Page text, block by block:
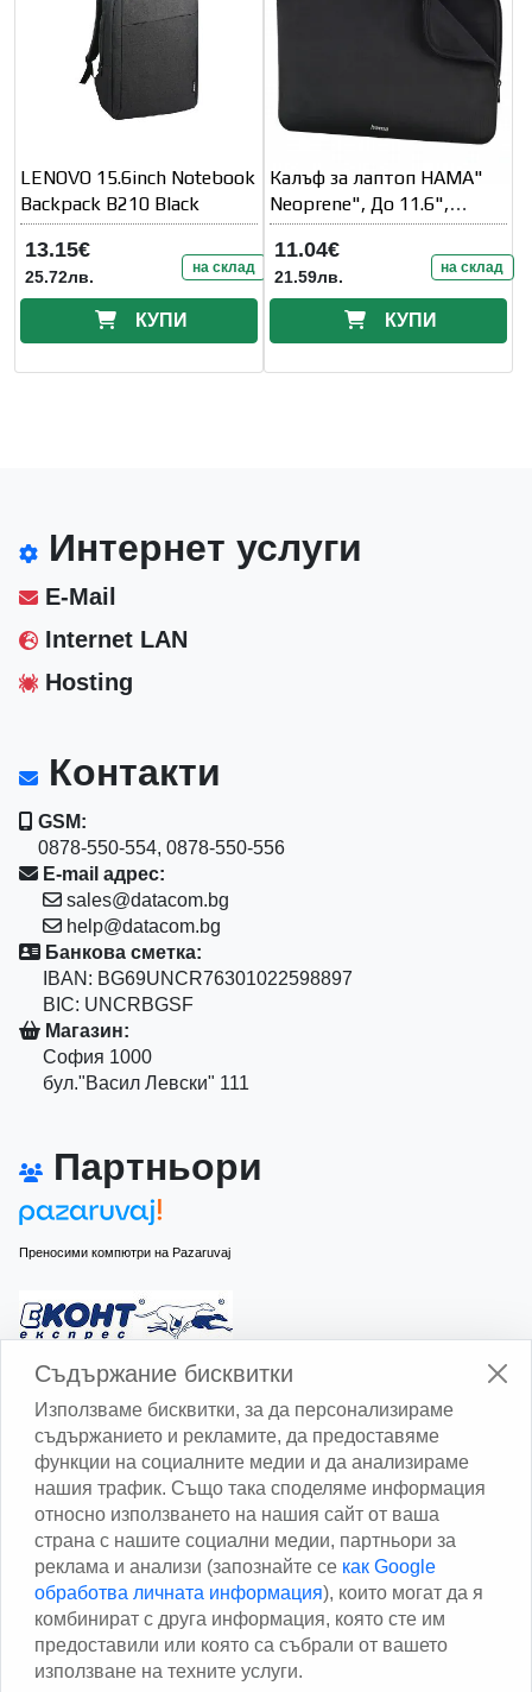
LENOVO 15.6inch Notebook
Backpack B210 Black
13.15€
25.72лв. на склад
КУПИ
Калъф за лаптоп HAMA"
Neoprene", До 11.6",
Черен, 216502
11.04€
21.59лв. на склад
КУПИ
Интернет услуги
E-Mail
Internet LAN
Hosting
Контакти
GSM:
0878-550-554, 0878-550-556
E-mail адрес:
sales@datacom.bg
help@datacom.bg
Банкова сметка:
IBAN: BG69UNCR76301022598897
BIC: UNCRBGSF
Магазин:
София 1000
бул."Васил Левски" 111
Партньори
Преносими компютри на Pazaruvaj
Изчисли доставката с Еконт
Изчисли доставката със Спиди
Facebook
Съдържание бисквитки
Използваме бисквитки, за да персонализираме
съдържанието и рекламите, да предоставяме
функции на социалните медии и да анализираме
нашия трафик. Също така споделяме информация
относно използването на нашия сайт от ваша
страна с нашите социални медии, партньори за
реклама и анализи (запознайте се как Google
обработва личната информация), които могат да я
комбинират с друга информация, която сте им
предоставили или която са събрали от вашето
използване на техните услуги.